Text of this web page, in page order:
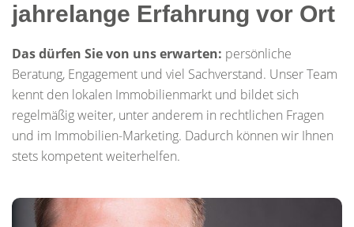
jahrelange Erfahrung vor Ort
Das dürfen Sie von uns erwarten: persönliche
Beratung, Engagement und viel Sachverstand. Unser Team
kennt den lokalen Immobilienmarkt und bildet sich
regelmäßig weiter, unter anderem in rechtlichen Fragen
und im Immobilien-Marketing. Dadurch können wir Ihnen
stets kompetent weiterhelfen.